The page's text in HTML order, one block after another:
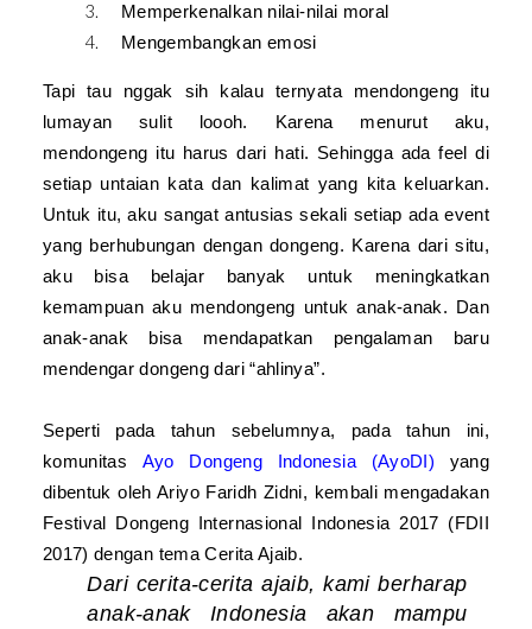
Memperkenalkan nilai-nilai moral
Mengembangkan emosi
Tapi tau nggak sih kalau ternyata mendongeng itu
lumayan sulit loooh. Karena menurut aku,
mendongeng itu harus dari hati. Sehingga ada feel di
setiap untaian kata dan kalimat yang kita keluarkan.
Untuk itu, aku sangat antusias sekali setiap ada event
yang berhubungan dengan dongeng. Karena dari situ,
aku bisa belajar banyak untuk meningkatkan
kemampuan aku mendongeng untuk anak-anak. Dan
anak-anak bisa mendapatkan pengalaman baru
mendengar dongeng dari “ahlinya”.
Seperti pada tahun sebelumnya, pada tahun ini,
komunitas Ayo Dongeng Indonesia (AyoDI) yang
dibentuk oleh Ariyo Faridh Zidni, kembali mengadakan
Festival Dongeng Internasional Indonesia 2017 (FDII
2017) dengan tema Cerita Ajaib.
Dari cerita-cerita ajaib, kami berharap
anak-anak Indonesia akan mampu